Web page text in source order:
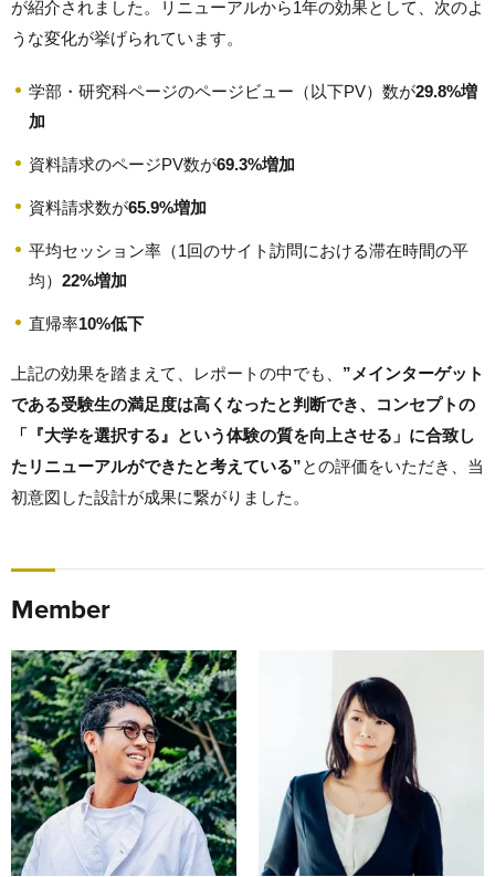
が紹介されました。リニューアルから1年の効果として、次のよ
うな変化が挙げられています。
学部・研究科ページのページビュー（以下PV）数が29.8%増
加
資料請求のページPV数が69.3%増加
資料請求数が65.9%増加
平均セッション率（1回のサイト訪問における滞在時間の平
均） 22%増加
直帰率10%低下
上記の効果を踏まえて、レポートの中でも、 ”メインターゲット
である受験生の満足度は高くなったと判断でき、コンセプトの
「『大学を選択する』という体験の質を向上させる」に合致し
たリニューアルができたと考えている”との評価をいただき、当
初意図した設計が成果に繋がりました。
Member